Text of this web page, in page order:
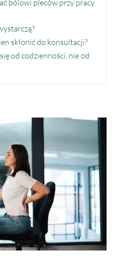
bólowi pleców przy pracy
skłonić do konsultacji?
od codzienności, nie od